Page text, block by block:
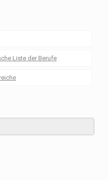
Liste der Berufe